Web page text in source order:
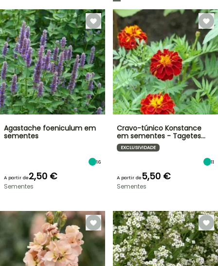
Agastache foeniculum em
sementes
16
A partir de2,50 €
Sementes
Cravo-túnico Konstance
em sementes - Tagetes…
EXCLUSIVIDADE
11
A partir de5,50 €
Sementes